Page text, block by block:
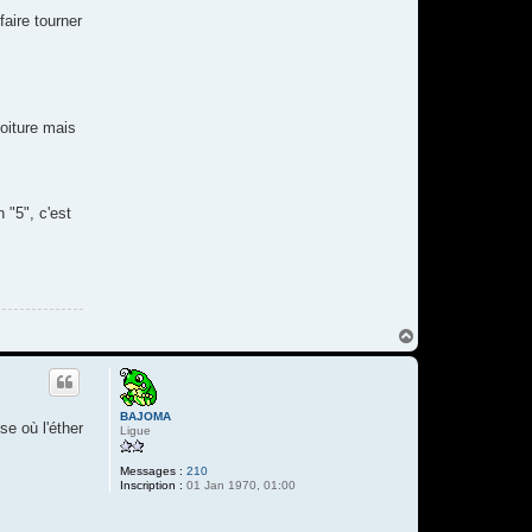
tourner
mais
"5", c'est
a
u
BAJOMA
Ligue
Messages : 210
Inscription : 01 Jan 1970, 01:00
où l'éther